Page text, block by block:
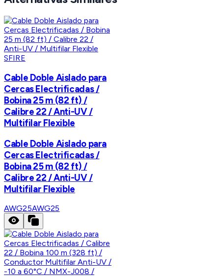
SFIRE
Cable Doble Aislado para
Cercas Electrificadas /
Bobina 25 m (82 ft) /
Calibre 22 / Anti-UV /
Multifilar Flexible
Cable Doble Aislado para
Cercas Electrificadas /
Bobina 25 m (82 ft) /
Calibre 22 / Anti-UV /
Multifilar Flexible
AWG25AWG25